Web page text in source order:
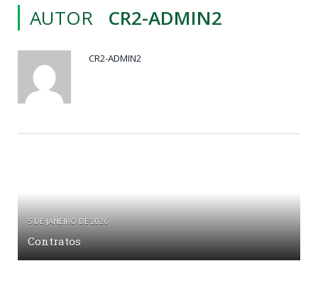
AUTOR CR2-ADMIN2
CR2-ADMIN2
5 DE JANEIRO DE 2026
Contratos